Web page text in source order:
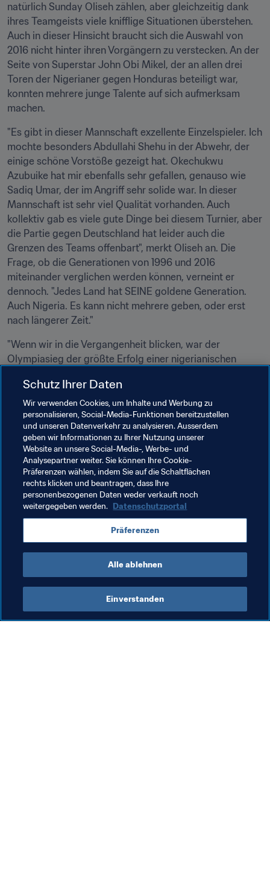
natürlich Sunday Oliseh zählen, aber gleichzeitig dank
ihres Teamgeists viele knifflige Situationen überstehen.
Auch in dieser Hinsicht braucht sich die Auswahl von
2016 nicht hinter ihren Vorgängern zu verstecken. An der
Seite von Superstar John Obi Mikel, der an allen drei
Toren der Nigerianer gegen Honduras beteiligt war,
konnten mehrere junge Talente auf sich aufmerksam
machen.
"Es gibt in dieser Mannschaft exzellente Einzelspieler. Ich
mochte besonders Abdullahi Shehu in der Abwehr, der
einige schöne Vorstöße gezeigt hat. Okechukwu
Azubuike hat mir ebenfalls sehr gefallen, genauso wie
Sadiq Umar, der im Angriff sehr solide war. In dieser
Mannschaft ist sehr viel Qualität vorhanden. Auch
kollektiv gab es viele gute Dinge bei diesem Turnier, aber
die Partie gegen Deutschland hat leider auch die
Grenzen des Teams offenbart", merkt Oliseh an. Die
Frage, ob die Generationen von 1996 und 2016
miteinander verglichen werden können, verneint er
dennoch. "Jedes Land hat SEINE goldene Generation.
Auch Nigeria. Es kann nicht mehrere geben, oder erst
nach längerer Zeit."
"Wenn wir in die Vergangenheit blicken, war der
Olympiasieg der größte Erfolg einer nigerianischen
seit jeher höre ich 'Atlanta 1996 hier, Atlanta 1996 dort.' Es
war DER große Moment des nigerianischen Fussballs",
bestätigt Sadiq Umar. Aber selbstbewusst ergänzt er
zum Abschied: "Sicher, sie haben Gold gewonnen und wir
nur Bronze. Sicher, sie haben ein historisches Kapitel
geschrieben, aber ich glaube, dass wir mit diesem Sieg
immerhin ein paar Zeilen hinzugefügt haben."
Verwandte Themen
Nigeria CAF
Schutz Ihrer Daten
Wir verwenden Cookies, um Inhalte und Werbung zu
personalisieren, Social-Media-Funktionen bereitzustellen
und unseren Datenverkehr zu analysieren. Ausserdem
geben wir Informationen zu Ihrer Nutzung unserer
Website an unsere Social-Media-, Werbe- und
Analysepartner weiter. Sie können Ihre Cookie-
Präferenzen wählen, indem Sie auf die Schaltflächen
rechts klicken und beantragen, dass Ihre
personenbezogenen Daten weder verkauft noch
weitergegeben werden. Datenschutzportal
Präferenzen
Alle ablehnen
Einverstanden